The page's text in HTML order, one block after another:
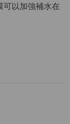
可以加強補水在